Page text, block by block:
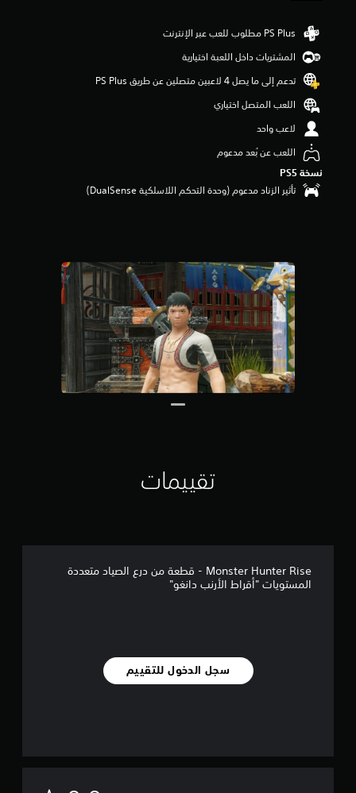
المشتريات داخل اللعبة اختيارية
تدعم إلى ما يصل 4 لاعبين متصلين عن طريق PS Plus‏
اللعب المتصل اختياري
لاعب واحد
اللعب عن بُعد مدعوم
نسخة PS5‏
تأثير الزناد مدعوم (وحدة التحكم اللاسلكية DualSense‏)
تقييمات
Monster Hunter Rise - قطعة من درع الصياد متعددة
المستويات "أقراط الأرنب دانغو"
سجل الدخول للتقييم